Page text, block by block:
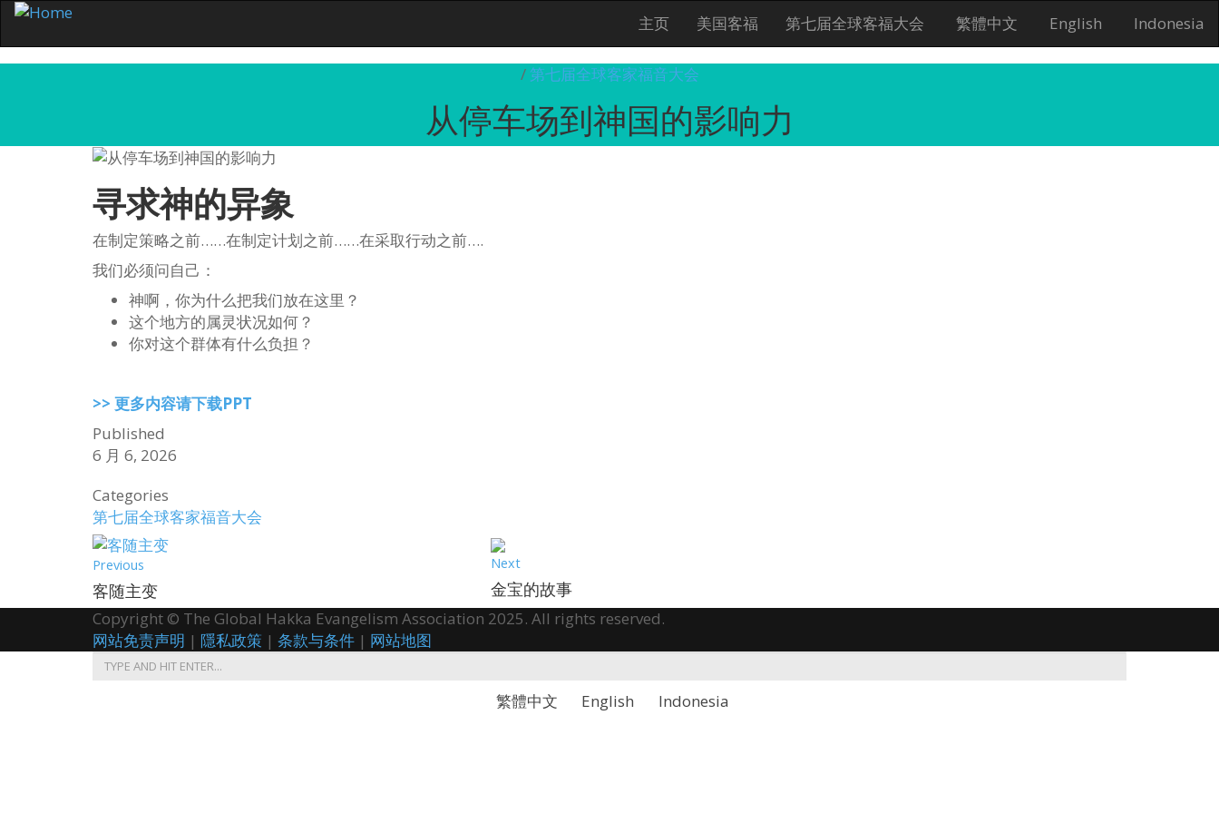
主页 美国客福 第七届全球客福大会 繁體中文 English Indonesia
/ 第七届全球客家福音大会
从停车场到神国的影响力
寻求神的异象
在制定策略之前……在制定计划之前……在采取行动之前….
我们必须问自己：
神啊，你为什么把我们放在这里？
这个地方的属灵状况如何？
你对这个群体有什么负担？
>> 更多内容请下载PPT
Published
6 月 6, 2026
Categories
第七届全球客家福音大会
Previous
客随主变
Next
金宝的故事
Copyright © The Global Hakka Evangelism Association 2025. All rights reserved.
网站免责声明 | 隱私政策 | 条款与条件 | 网站地图
繁體中文 English Indonesia